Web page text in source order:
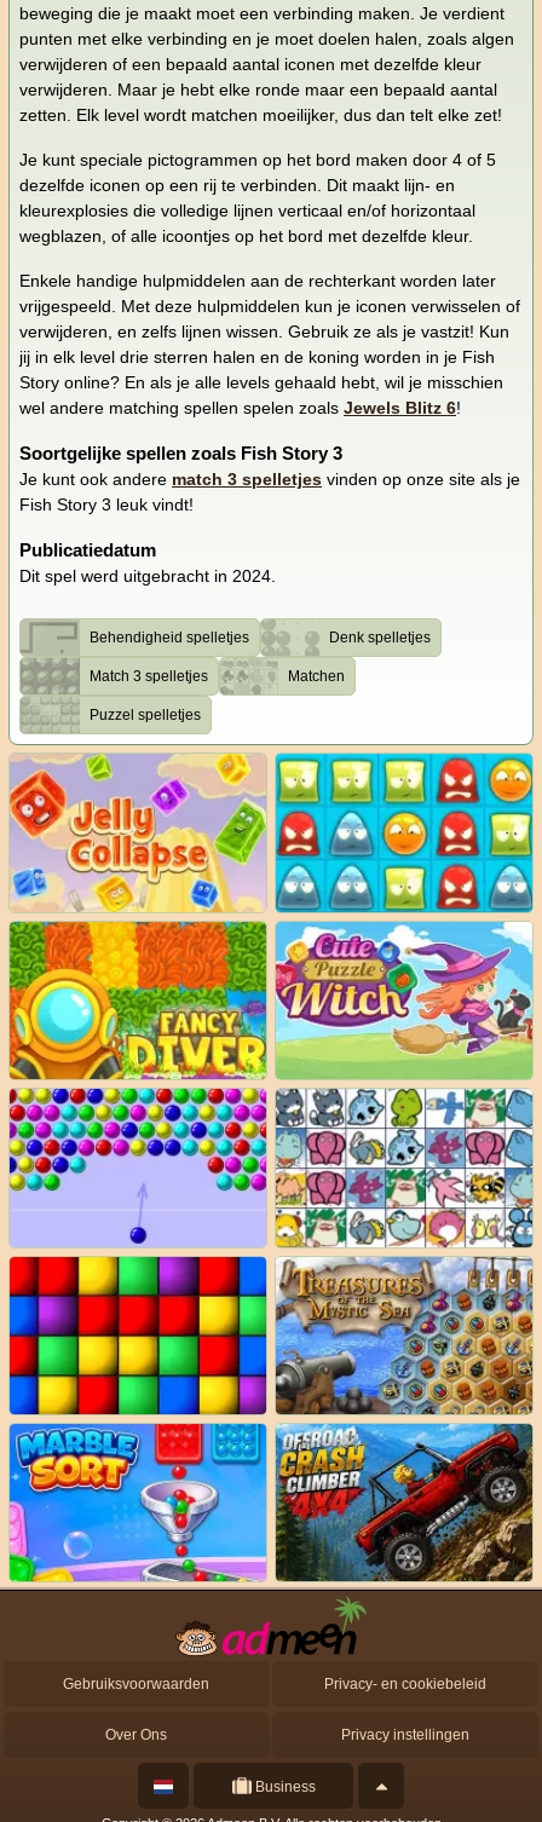
beweging die je maakt moet een verbinding maken. Je verdient
punten met elke verbinding en je moet doelen halen, zoals algen
verwijderen of een bepaald aantal iconen met dezelfde kleur
verwijderen. Maar je hebt elke ronde maar een bepaald aantal
zetten. Elk level wordt matchen moeilijker, dus dan telt elke zet!
Je kunt speciale pictogrammen op het bord maken door 4 of 5
dezelfde iconen op een rij te verbinden. Dit maakt lijn- en
kleurexplosies die volledige lijnen verticaal en/of horizontaal
wegblazen, of alle icoontjes op het bord met dezelfde kleur.
Enkele handige hulpmiddelen aan de rechterkant worden later
vrijgespeeld. Met deze hulpmiddelen kun je iconen verwisselen of
verwijderen, en zelfs lijnen wissen. Gebruik ze als je vastzit! Kun
jij in elk level drie sterren halen en de koning worden in je Fish
Story online? En als je alle levels gehaald hebt, wil je misschien
wel andere matching spellen spelen zoals Jewels Blitz 6!
Soortgelijke spellen zoals Fish Story 3
Je kunt ook andere match 3 spelletjes vinden op onze site als je
Fish Story 3 leuk vindt!
Publicatiedatum
Dit spel werd uitgebracht in 2024.
Behendigheid spelletjes Denk spelletjes
Match 3 spelletjes Matchen
Puzzel spelletjes
Gebruiksvoorwaarden Privacy- en cookiebeleid
Over Ons Privacy instellingen
Business